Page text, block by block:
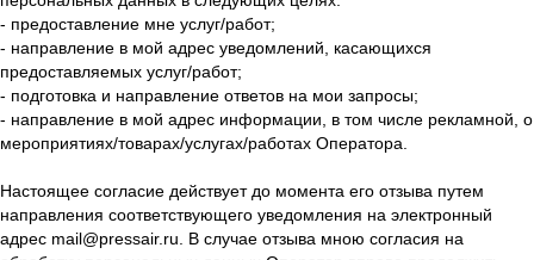
- предоставление мне услуг/работ;
- направление в мой адрес уведомлений, касающихся
предоставляемых услуг/работ;
- подготовка и направление ответов на мои запросы;
- направление в мой адрес информации, в том числе рекламной, о
мероприятиях/товарах/услугах/работах Оператора.
Настоящее согласие действует до момента его отзыва путем
направления соответствующего уведомления на электронный
адрес mail@pressair.ru. В случае отзыва мною согласия на